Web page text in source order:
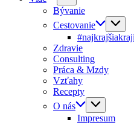
Bývanie
Cestovanie
Zdravie
Consulting
Práca & Mzdy
Vzťahy
Recepty
O nás
Impresum